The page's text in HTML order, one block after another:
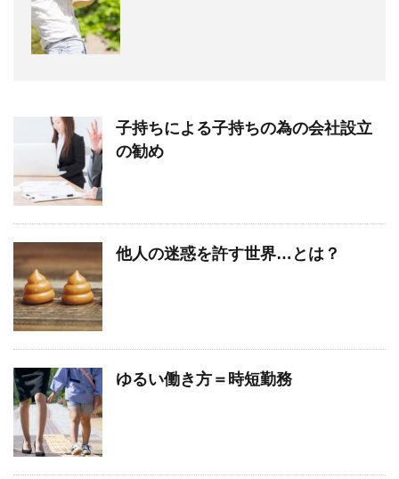
子持ちによる子持ちの為の会社設立
の勧め
他人の迷惑を許す世界…とは？
ゆるい働き方＝時短勤務